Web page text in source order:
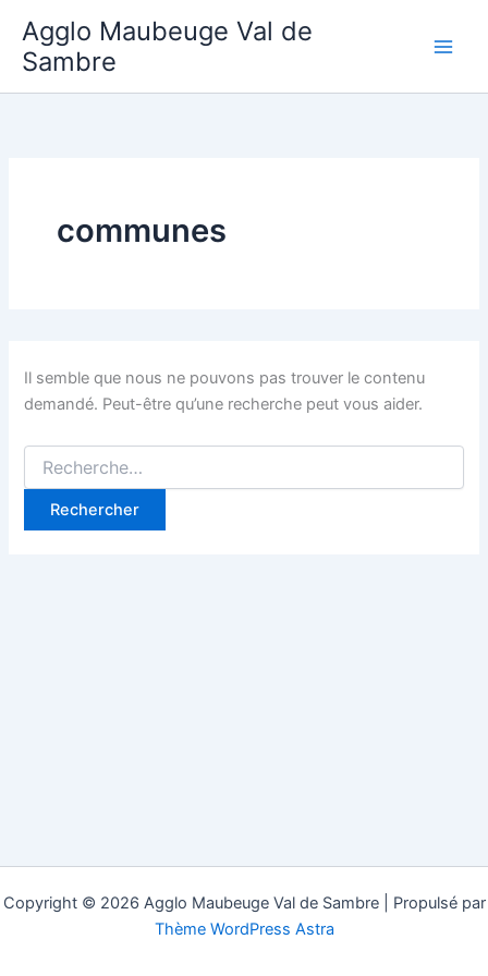
contenu
Agglo Maubeuge Val de
Sambre
communes
Il semble que nous ne pouvons pas trouver le contenu
demandé. Peut-être qu’une recherche peut vous aider.
Rechercher :
Copyright © 2026 Agglo Maubeuge Val de Sambre | Propulsé par
Thème WordPress Astra